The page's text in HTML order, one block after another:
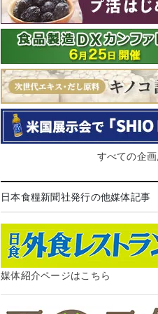
すべての企
日本食糧新聞社発行の他媒体記事
媒体紹介ページはこちら